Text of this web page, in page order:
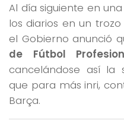
Al día siguiente en
los diarios en un trozo
el Gobierno anunció
de Fútbol
cancelándose así la
que para más inri,
Barça.